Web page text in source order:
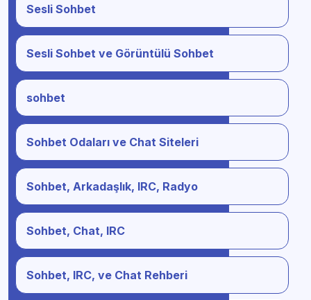
Sesli Sohbet
Sesli Sohbet ve Görüntülü Sohbet
sohbet
Sohbet Odaları ve Chat Siteleri
Sohbet, Arkadaşlık, IRC, Radyo
Sohbet, Chat, IRC
Sohbet, IRC, ve Chat Rehberi